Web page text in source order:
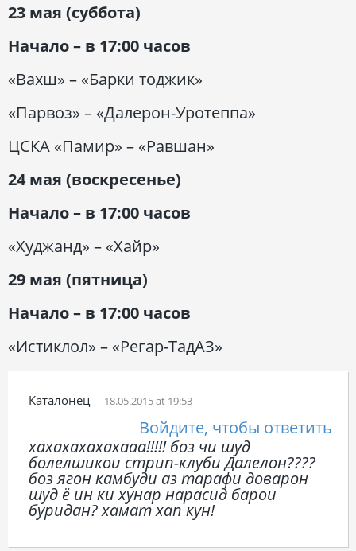
23 мая (суббота)
Начало – в 17:00 часов
«Вахш» – «Барки тоджик»
«Парвоз» – «Далерон-Уротеппа»
ЦСКА «Памир» – «Равшан»
24 мая (воскресенье)
Начало – в 17:00 часов
«Худжанд» – «Хайр»
29 мая (пятница)
Начало – в 17:00 часов
«Истиклол» – «Регар-ТадАЗ»
Каталонец 18.05.2015 at 19:53
Войдите, чтобы ответить
хахахахахахааа!!!!! боз чи шуд
болелшикои стрип-клуби Далелон????
боз ягон камбуди аз тарафи доварон
шуд ё ин ки хунар нарасид барои
буридан? хамат хап кун!